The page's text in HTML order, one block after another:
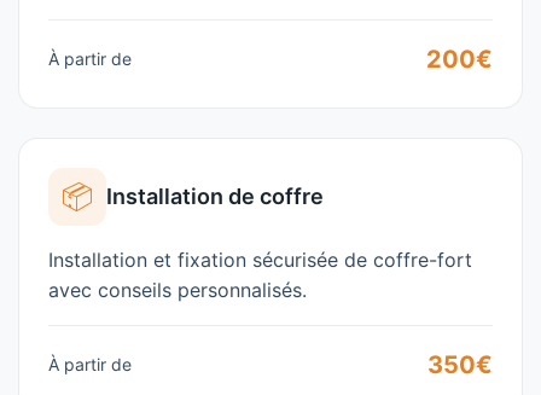
À partir de 200€
📦 Installation de coffre
Installation et fixation sécurisée de coffre-fort
avec conseils personnalisés.
À partir de 350€